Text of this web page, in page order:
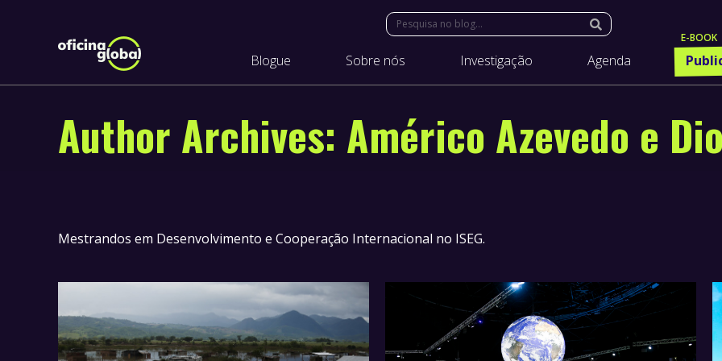
Search:
Blogue Sobre nós Investigação Agenda
Author Archives: Américo Azevedo e
Mestrandos em Desenvolvimento e Cooperação Internacional no ISEG.